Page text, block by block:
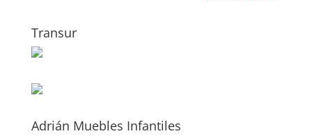
Transur
Adrián Muebles Infantiles